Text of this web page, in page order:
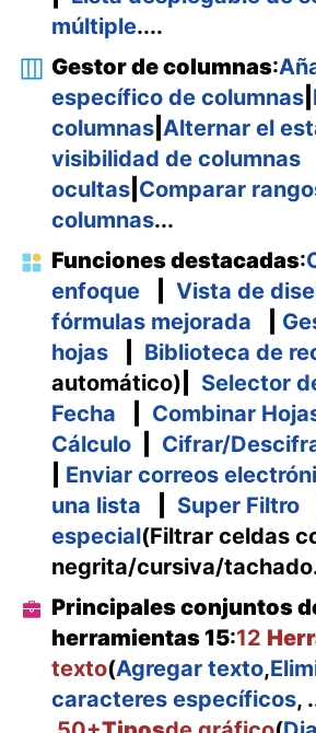
múltiple....
Gestor de columnas:
específico de columnas
columnas Alternar el
visibilidad de columnas
ocultas Comparar
columnas...
Funciones destacadas:
enfoque
Vista de
fórmulas mejorada
hojas
Biblioteca de
automático)
Selector
Fecha
Combinar
Cálculo
Cifrar/
Enviar correos
una lista
Super Filtro
especial(Filtrar celdas
negrita/cursiva/
Principales conjuntos
herramientas 15:12
texto(Agregar texto,
caracteres específicos,